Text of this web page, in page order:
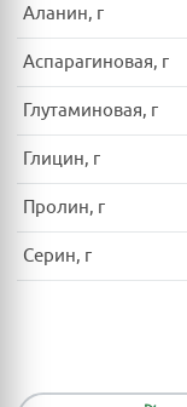
Аланин, г
Аспарагиновая, г
Глутаминовая, г
Глицин, г
Пролин, г
Серин, г